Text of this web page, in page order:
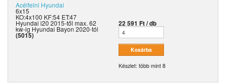
Acélfelni Hyundai
6x15
KO:4x100 KF:54 ET:47
Hyundai i20 2015-től max. 62
kw-ig Hyundai Bayon 2020-tól
(5015)
22 591 Ft / db
Készlet: több mint 8